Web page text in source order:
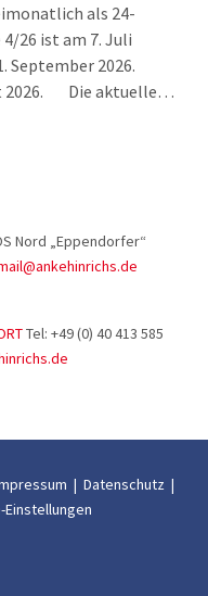
als 24-
26 ist am 7. Juli
September 2026.
2026. Die aktuelle…
Nord „Eppendorfer“
Tel: +49 (0) 40 413 585
| Datenschutz |
Einstellungen